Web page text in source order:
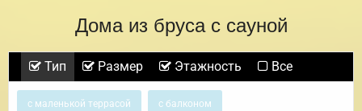
Дома из бруса с сауной
Тип Размер Этажность Все
с маленькой террасой с балконом